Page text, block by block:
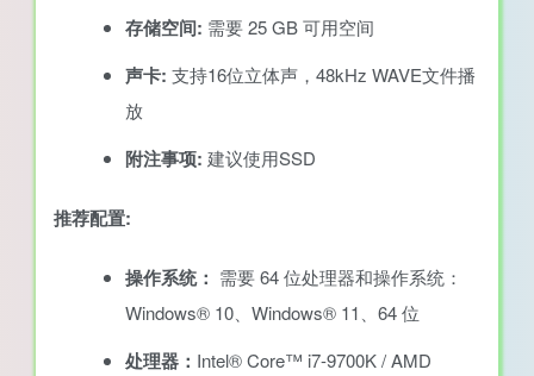
存储空间: 需要 25 GB 可用空间
声卡: 支持16位立体声，48kHz WAVE文件播
放
附注事项: 建议使用SSD
推荐配置:
操作系统： 需要 64 位处理器和操作系统：
Windows® 10、Windows® 11、64 位
处理器： Intel® Core™ i7-9700K / AMD